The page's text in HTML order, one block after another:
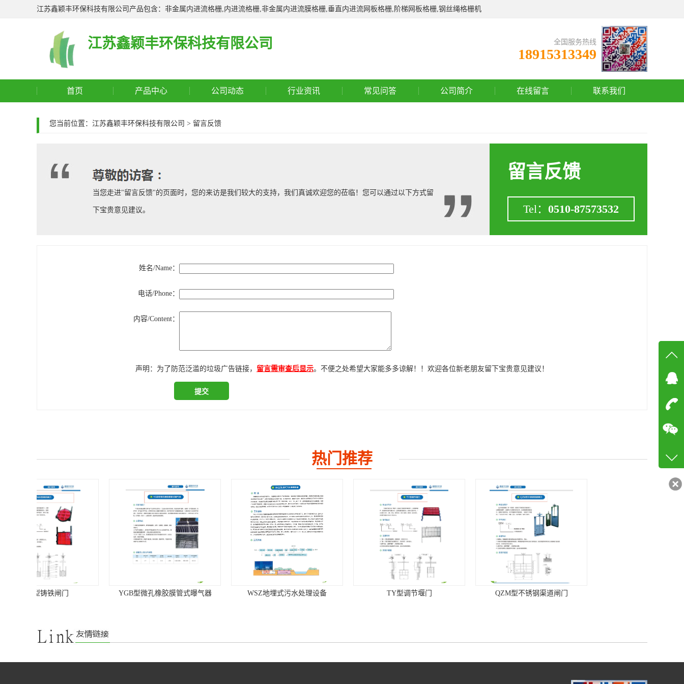
江苏鑫颖丰环保科技有限公司产品包含：非金属内进流格栅,内进流格栅,非金属内进流膜格栅,垂直内进流网板格栅,阶梯网板格栅,钢丝绳格栅机
江苏鑫颖丰环保科技有限公司 全国服务热线
18915313349
首页 产品中心 公司动态 行业资讯 常见问答 公司简介 在线留言 联系我们
您当前位置： 江苏鑫颖丰环保科技有限公司 > 留言反馈
留言反馈
Tel： 0510-87573532
当您走进"留言反馈"的页面时，您的来访是我们较大的支持，我们真诚欢迎您的莅临！您可以通过以下方式留
下宝贵意见建议。
姓名/Name：
电话/Phone：
内容/Content：
声明：为了防范泛滥的垃圾广告链接， 留言需审查后显示。不便之处希望大家能多多谅解！！欢迎各位新老朋友留下宝贵意见建议！
热门推荐
YGB型微孔橡胶膜管式曝气器 WSZ地埋式污水处理设备 TY型调节堰门 QZM型不锈钢渠道闸门 BDY带式压榨脱水一体机
在线
在
咨询
客服